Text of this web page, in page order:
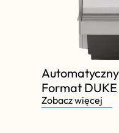
Format DUKE
Zobacz więcej